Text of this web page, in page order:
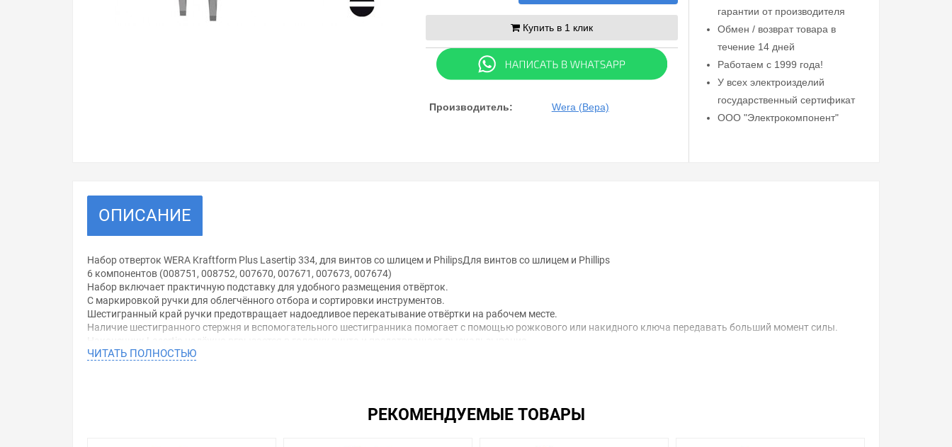
Купить в 1 клик
Производитель: Wera (Вера)
гарантии от производителя
Обмен / возврат товара в
течение 14 дней
Работаем с 1999 года!
У всех электроизделий
государственный сертификат
ООО "Электрокомпонент"
ОПИСАНИЕ
Набор отверток WERA Kraftform Plus Lasertip 334, для винтов со шлицем и PhilipsДля винтов со шлицем и Phillips
6 компонентов (008751, 008752, 007670, 007671, 007673, 007674)
Набор включает практичную подставку для удобного размещения отвёрток.
С маркировкой ручки для облегчённого отбора и сортировки инструментов.
Шестигранный край ручки предотвращает надоедливое перекатывание отвёртки на рабочем месте.
Наличие шестигранного стержня и вспомогательного шестигранника помогает с помощью рожкового или накидного ключа передавать больший момент силы.
Наконечник Lasertip надёжно вгрызается в головку винта и предотвращает выскальзывание.
Твердые зоны ручки для высокой скорости работы, в то время как мягкие зоны ручки обеспечивают передачу больших моментов силы.
ЧИТАТЬ ПОЛНОСТЬЮ
РЕКОМЕНДУЕМЫЕ ТОВАРЫ